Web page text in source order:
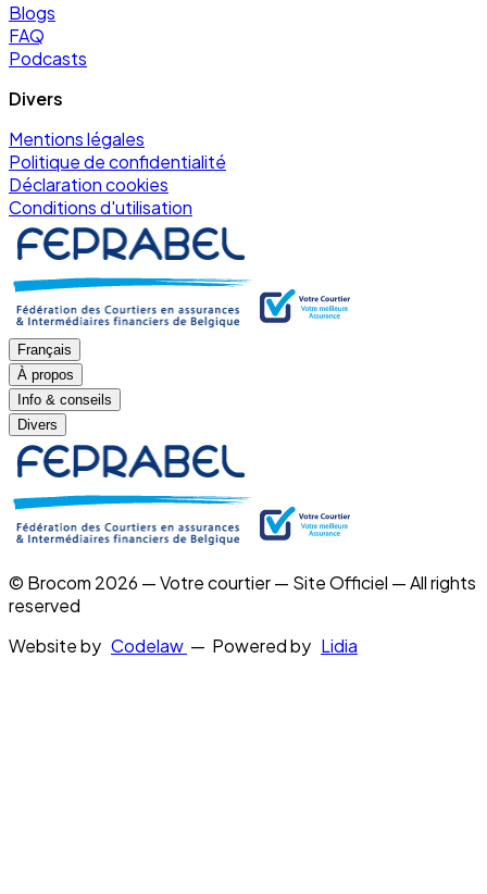
Blogs
FAQ
Podcasts
Divers
Mentions légales
Politique de confidentialité
Déclaration cookies
Conditions d'utilisation
Français
À propos
Info & conseils
Divers
© Brocom 2026 — Votre courtier — Site Officiel — All rights
reserved
Website by Codelaw — Powered by Lidia